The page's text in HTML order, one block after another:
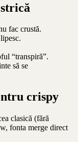
fac crustă.
“transpiră”.
să se
crispy
clasică (fără
fonta merge direct